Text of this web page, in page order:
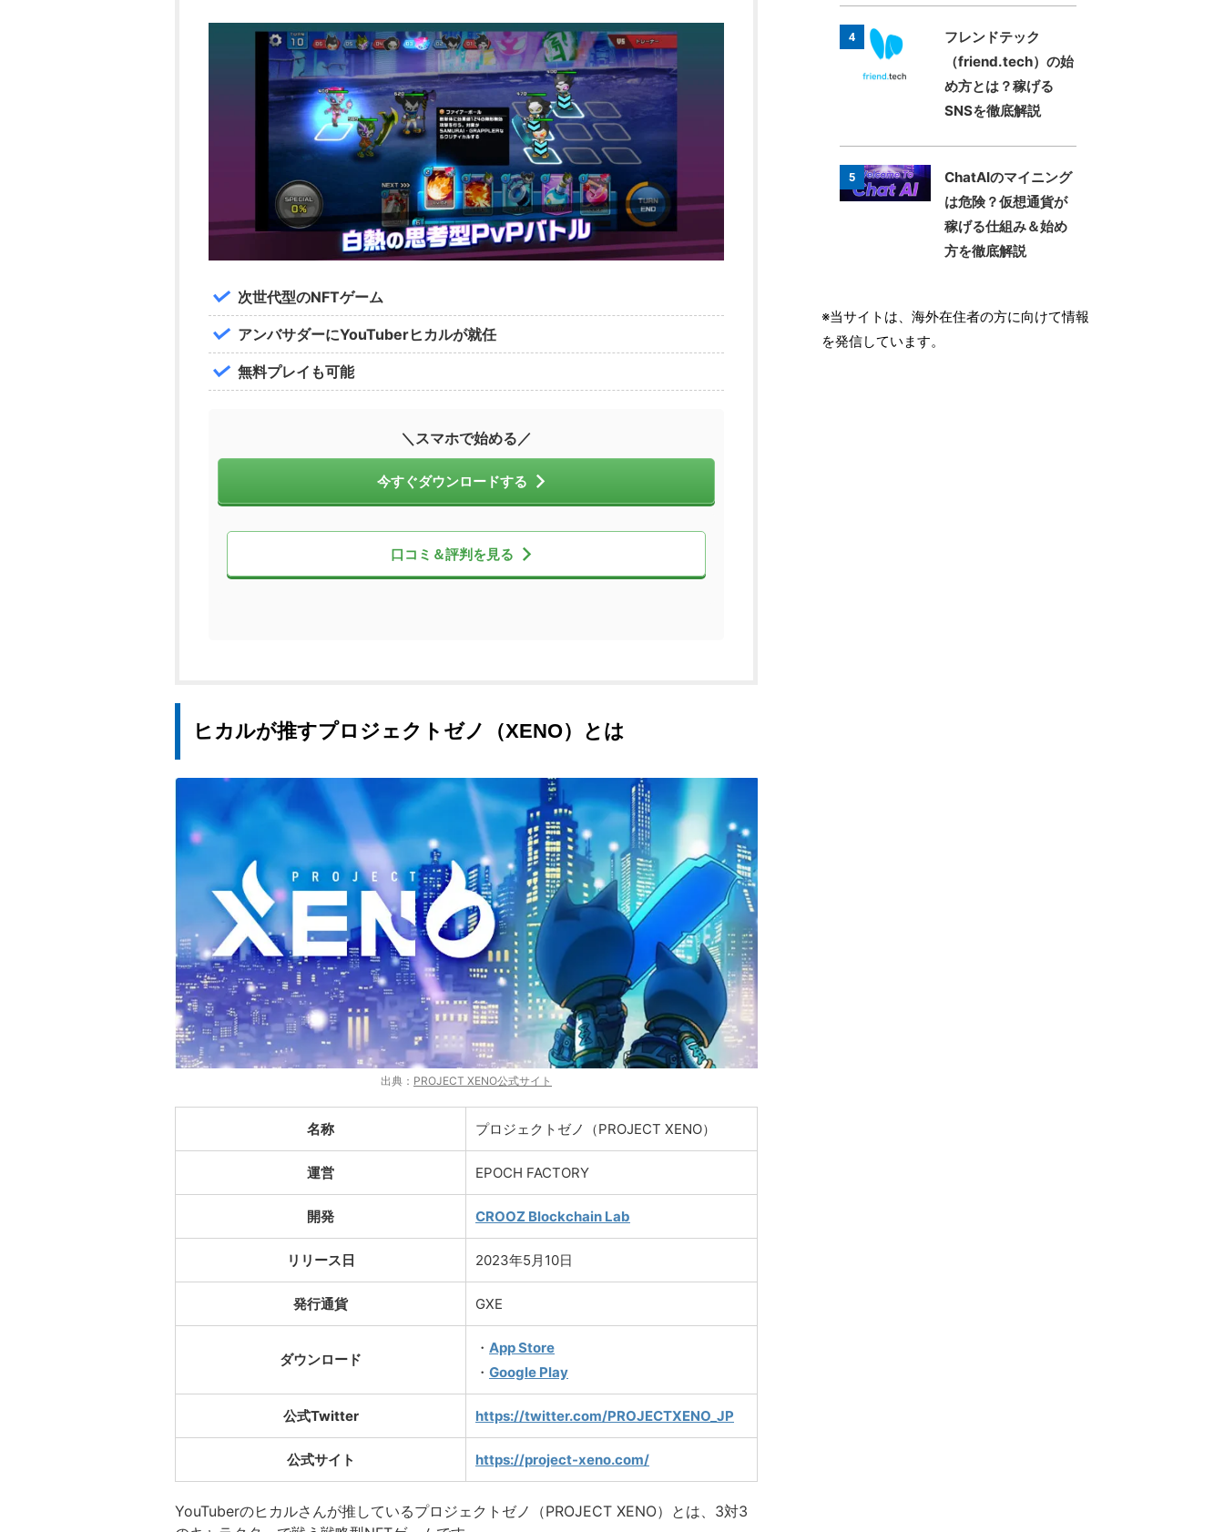
次世代型のNFTゲーム
アンバサダーにYouTuberヒカルが就任
無料プレイも可能
＼スマホで始める／
今すぐダウンロードする
口コミ＆評判を見る
ヒカルが推すプロジェクトゼノ（XENO）とは
出典： PROJECT XENO公式サイト
名称 プロジェクトゼノ（PROJECT XENO）
運営 EPOCH FACTORY
開発 CROOZ Blockchain Lab
リリース日 2023年5月10日
発行通貨 GXE
ダウンロード
・ App Store
・ Google Play
公式Twitter https://twitter.com/PROJECTXENO_JP
公式サイト https://project-xeno.com/
YouTuberのヒカルさんが推しているプロジェクトゼノ（PROJECT XENO）とは、3対3
4
フレンドテック
（friend.tech）の始
め方とは？稼げる
SNSを徹底解説
5
ChatAIのマイニング
は危険？仮想通貨が
稼げる仕組み＆始め
方を徹底解説
※当サイトは、海外在住者の方に向けて情報
を発信しています。